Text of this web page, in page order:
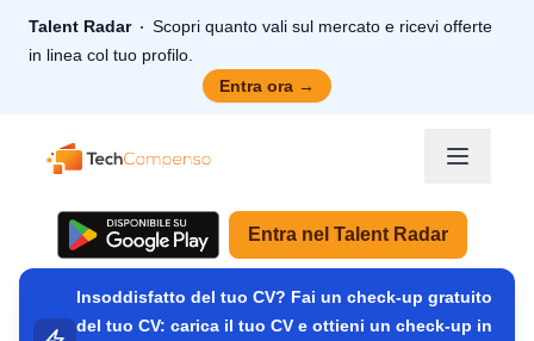
Talent Radar
Scopri quanto vali sul mercato e ricevi offerte
in linea col tuo profilo.
Entra ora →
TechCompenso
Entra nel Talent Radar
Insoddisfatto del tuo CV? Fai un check-up gratuito
del tuo CV: carica il tuo CV e ottieni un check-up in